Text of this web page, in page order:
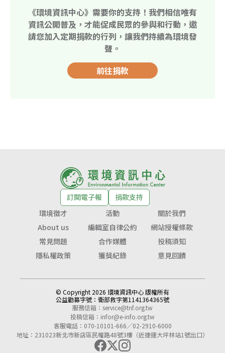
《環境資訊中心》需要你的支持！我們相信唯有
資訊公開普及，才能促成民眾的參與和行動，邀
請您加入定期捐款的行列，讓我們持續為環境發
聲。
前往捐款
訂閱電子報
捐款支持
環境徵才
活動
關於我們
About us
編輯室自律公約
網站授權條款
常見問題
合作媒體
投稿須知
隱私權政策
獲獎紀錄 意見回饋
© Copyright 2026 環境資訊中心 版權所有
公益勸募字號： 衛部救字第1141364365號
服務信箱： service@tnf.org.tw
投稿信箱： infor@e-info.org.tw
客服電話：070-10101-666／02-2910-6000
地址：231023新北市新店區民權路48號3樓（近捷運大坪林站1號出口）